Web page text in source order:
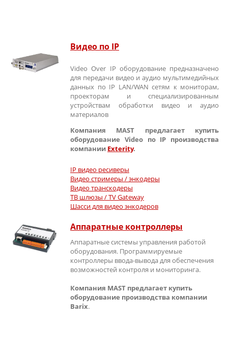
Видео по IP
Video Over IP оборудование предназначено
для передачи видео и аудио мультимедийных
данных по IP LAN/WAN сетям к мониторам,
проекторам и специализированным
устройствам обработки видео и аудио
материалов
Компания MAST предлагает купить
оборудование Video по IP производства
компании Exterity.
IP видео ресиверы
Видео стримеры / энкодеры
Видео транскодеры
ТВ шлюзы / TV Gateway
Шасси для видео энкодеров
Аппаратные контроллеры
Аппаратные системы управления работой
оборудования. Программируемые
контроллеры ввода-вывода для обеспечения
возможностей контроля и мониторинга.
Компания MAST предлагает купить
оборудование производства компании
Barix.